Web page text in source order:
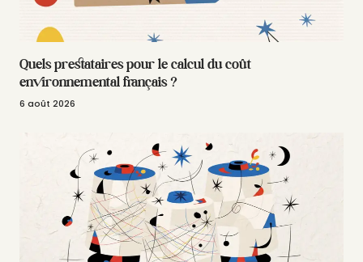
Quels prestataires pour le calcul du coût
environnemental français ?
6 août 2026